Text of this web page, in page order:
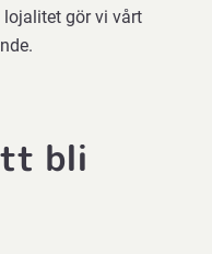
gör vi vårt
bli